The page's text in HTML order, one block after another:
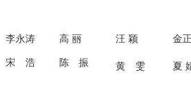
李永涛 高 丽 汪 颖 金
宋 浩 陈 振 黄 雯 夏